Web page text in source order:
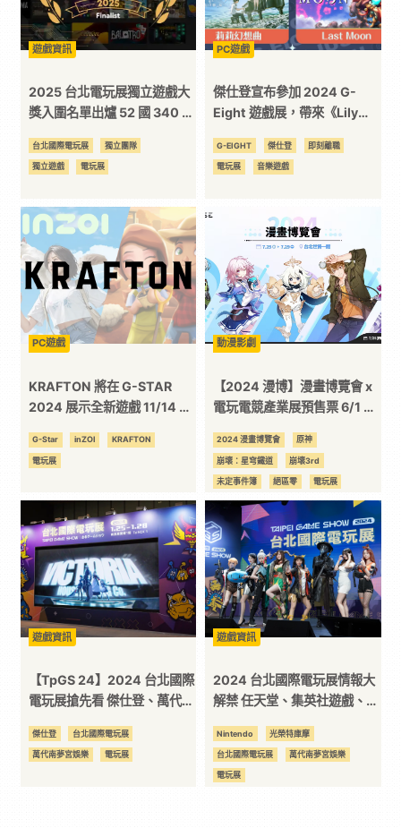
訊
平
台
遊戲資訊
2025 台北電玩展獨立遊戲大
獎入圍名單出爐 52 國 340 團
台北國際電玩展 獨立團隊
獨立遊戲 電玩展
PC遊戲
傑仕登宣布參加 2024 G-
Eight 遊戲展，帶來《Lily
款遊戲試玩！
G-EIGHT 傑仕登 即刻離職
電玩展 音樂遊戲
PC遊戲
KRAFTON 將在 G-STAR
2024 展示全新遊戲 11/14 至
G-Star inZOI KRAFTON
電玩展
動漫影劇
【2024 漫博】漫畫博覽會 x
電玩電競產業展預售票 6/1 開
2024 漫畫博覽會 原神
崩壞：星穹鐵道 崩壞3rd
未定事件簿 絕區零 電玩展
遊戲資訊
【TpGS 24】2024 台北國際
電玩展搶先看 傑仕登、萬代超
傑仕登 台北國際電玩展
萬代南夢宮娛樂 電玩展
遊戲資訊
2024 台北國際電玩展情報大
解禁 任天堂、集英社遊戲、光
Nintendo 光榮特庫摩
台北國際電玩展 萬代南夢宮娛樂
電玩展